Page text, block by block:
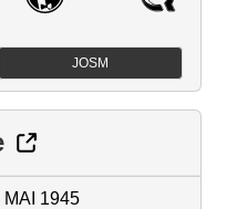
JOSM
1945